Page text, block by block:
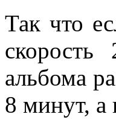
Так что
альбома
8 минут, а